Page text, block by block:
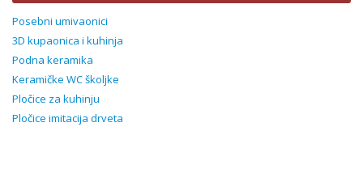
Posebni umivaonici
3D kupaonica i kuhinja
Podna keramika
Keramičke WC školjke
Pločice za kuhinju
Pločice imitacija drveta